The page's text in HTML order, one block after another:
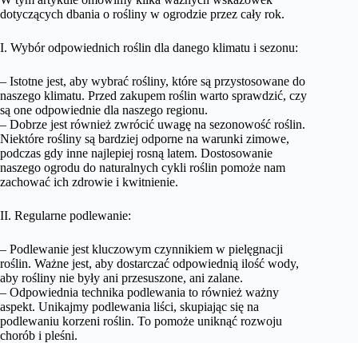
dotyczących dbania o rośliny w ogrodzie przez cały rok.
I. Wybór odpowiednich roślin dla danego klimatu i sezonu:
– Istotne jest, aby wybrać rośliny, które są przystosowane do
naszego klimatu. Przed zakupem roślin warto sprawdzić, czy
są one odpowiednie dla naszego regionu.
– Dobrze jest również zwrócić uwagę na sezonowość roślin.
Niektóre rośliny są bardziej odporne na warunki zimowe,
podczas gdy inne najlepiej rosną latem. Dostosowanie
naszego ogrodu do naturalnych cykli roślin pomoże nam
zachować ich zdrowie i kwitnienie.
II. Regularne podlewanie:
– Podlewanie jest kluczowym czynnikiem w pielęgnacji
roślin. Ważne jest, aby dostarczać odpowiednią ilość wody,
aby rośliny nie były ani przesuszone, ani zalane.
– Odpowiednia technika podlewania to również ważny
aspekt. Unikajmy podlewania liści, skupiając się na
podlewaniu korzeni roślin. To pomoże uniknąć rozwoju
chorób i pleśni.